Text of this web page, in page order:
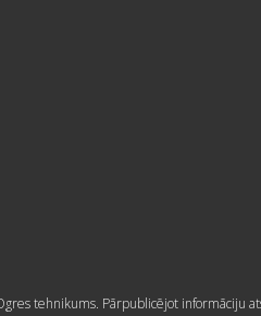
tehnikums. Pārpublicējot informāciju